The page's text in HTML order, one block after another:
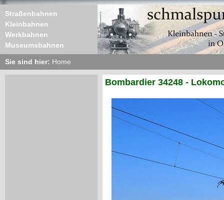
Straßenbahnen
Kleinbahnen
Werkbahnen
Museumsbahnen
Sie sind hier: Home
Bombardier 34248 -